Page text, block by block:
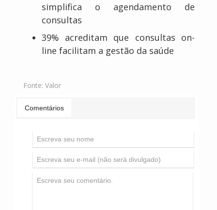
simplifica o agendamento de
consultas
39% acreditam que consultas on-
line facilitam a gestão da saúde
Fonte: Valor
Comentários